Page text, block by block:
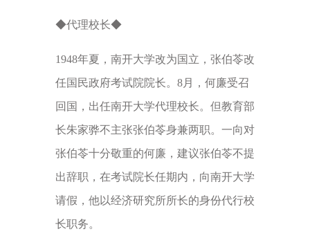
◆代理校长◆
1948年夏，南开大学改为国立，张伯苓改
任国民政府考试院院长。8月，何廉受召
回国，出任南开大学代理校长。但教育部
长朱家骅不主张张伯苓身兼两职。一向对
张伯苓十分敬重的何廉，建议张伯苓不提
出辞职，在考试院长任期内，向南开大学
请假，他以经济研究所所长的身份代行校
长职务。